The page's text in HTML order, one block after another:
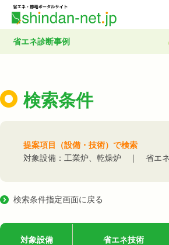
省エネ診断事例
検索条件
提案項目（設備・技術）で検索
対象設備：工業炉、乾燥炉 ｜ 省エ
検索条件指定画面に戻る
対象設備 省エネ技術